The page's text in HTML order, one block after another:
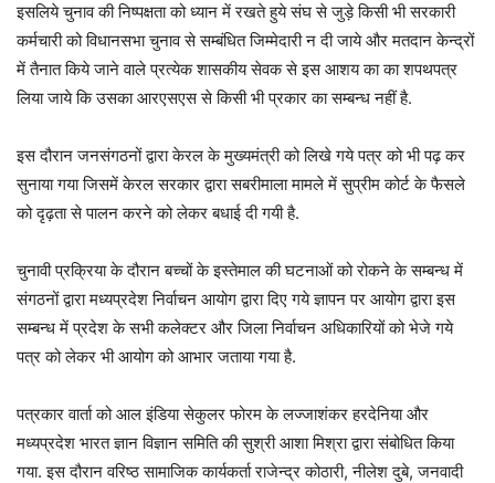
इसलिये चुनाव की निष्पक्षता को ध्यान में रखते हुये संघ से जुड़े किसी भी सरकारी
कर्मचारी को विधानसभा चुनाव से सम्बंधित जिम्मेदारी न दी जाये और मतदान केन्द्रों
में तैनात किये जाने वाले प्रत्येक शासकीय सेवक से इस आशय का का शपथपत्र
लिया जाये कि उसका आरएसएस से किसी भी प्रकार का सम्बन्ध नहीं है.
इस दौरान जनसंगठनों द्वारा केरल के मुख्यमंत्री को लिखे गये पत्र को भी पढ़ कर
सुनाया गया जिसमें केरल सरकार द्वारा सबरीमाला मामले में सुप्रीम कोर्ट के फैसले
को दृढ़ता से पालन करने को लेकर बधाई दी गयी है.
चुनावी प्रक्रिया के दौरान बच्चों के इस्तेमाल की घटनाओं को रोकने के सम्बन्ध में
संगठनों द्वारा मध्यप्रदेश निर्वाचन आयोग द्वारा दिए गये ज्ञापन पर आयोग द्वारा इस
सम्बन्ध में प्रदेश के सभी कलेक्टर और जिला निर्वाचन अधिकारियों को भेजे गये
पत्र को लेकर भी आयोग को आभार जताया गया है.
पत्रकार वार्ता को आल इंडिया सेकुलर फोरम के लज्जाशंकर हरदेनिया और
मध्यप्रदेश भारत ज्ञान विज्ञान समिति की सुश्री आशा मिश्रा द्वारा संबोधित किया
गया. इस दौरान वरिष्ठ सामाजिक कार्यकर्ता राजेन्द्र कोठारी, नीलेश दुबे, जनवादी